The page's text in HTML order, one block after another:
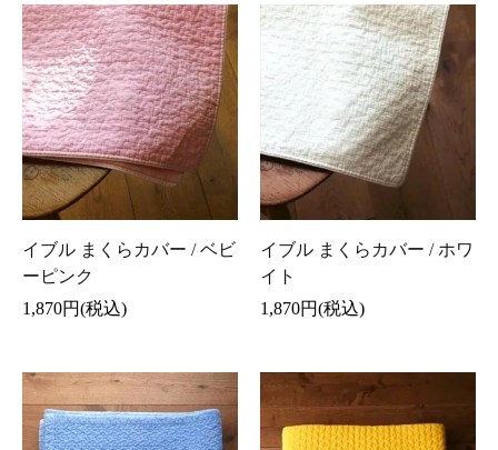
イブル まくらカバー / ベビ
ーピンク
1,870円(税込)
イブル まくらカバー / ホワ
イト
1,870円(税込)